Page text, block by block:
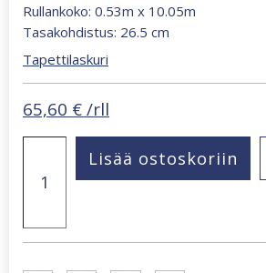
Rullankoko: 0.53m x 10.05m
Tasakohdistus: 26.5 cm
Tapettilaskuri
65,60 € /rll
roosa
Lisää ostoskoriin